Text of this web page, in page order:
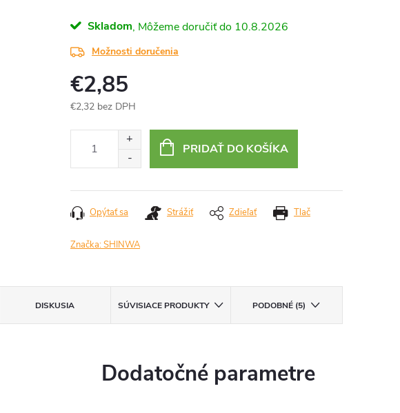
Skladom 10.8.2026
Možnosti doručenia
€2,85
€2,32 bez DPH
PRIDAŤ DO KOŠÍKA
Tlač
Opýtať sa Strážiť Zdieľať
Značka:SHINWA
DISKUSIA SÚVISIACE PRODUKTY PODOBNÉ (5)
Dodatočné parametre